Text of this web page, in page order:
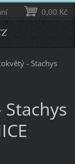
- Stachys
0,00 Kč